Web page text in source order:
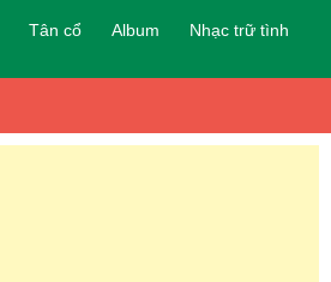
Tân cổ Album Nhạc trữ tình